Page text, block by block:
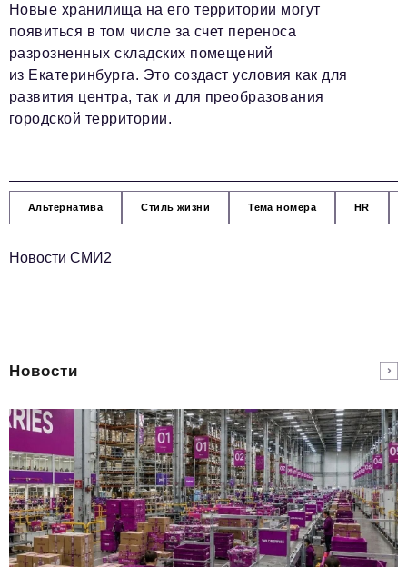
Новые хранилища на его территории могут
появиться в том числе за счет переноса
разрозненных складских помещений
из Екатеринбурга. Это создаст условия как для
развития центра, так и для преобразования
городской территории.
Альтернатива Стиль жизни Тема номера HR
Новости СМИ2
Новости